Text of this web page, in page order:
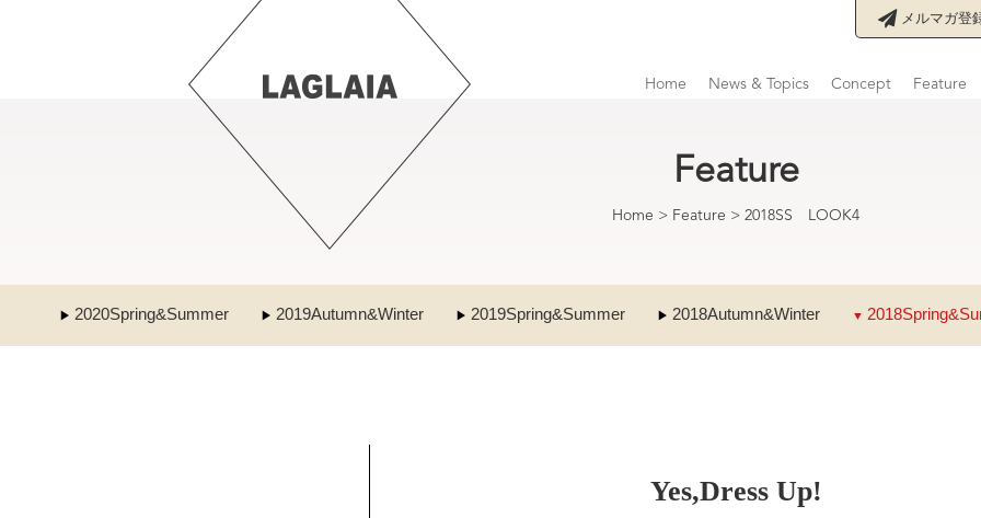
メルマガ登
Home News & Topics Concept Feature
Feature
Home > Feature > 2018SS LOOK4
2020Spring&Summer 2019Autumn&Winter 2019Spring&Summer 2018Autumn&Winter
Yes,Dress Up!